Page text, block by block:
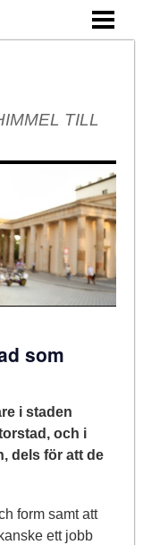
TILL
som
i staden
och i
dels för att de
form samt att
ett jobb